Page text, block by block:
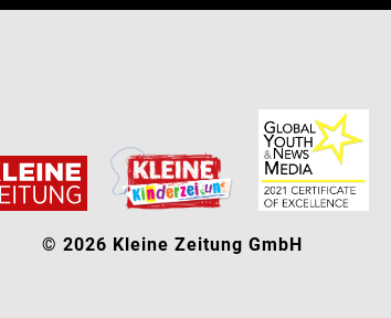
© 2026 Kleine Zeitung GmbH